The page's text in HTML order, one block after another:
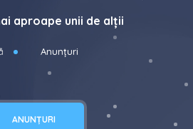
aproape unii de alții
Anunțuri
ANUNȚURI